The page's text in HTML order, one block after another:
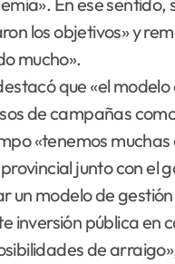
los objetivos» y
mucho».
que «el
de campañas
«tenemos
junto con el
un modelo de
pública en
de